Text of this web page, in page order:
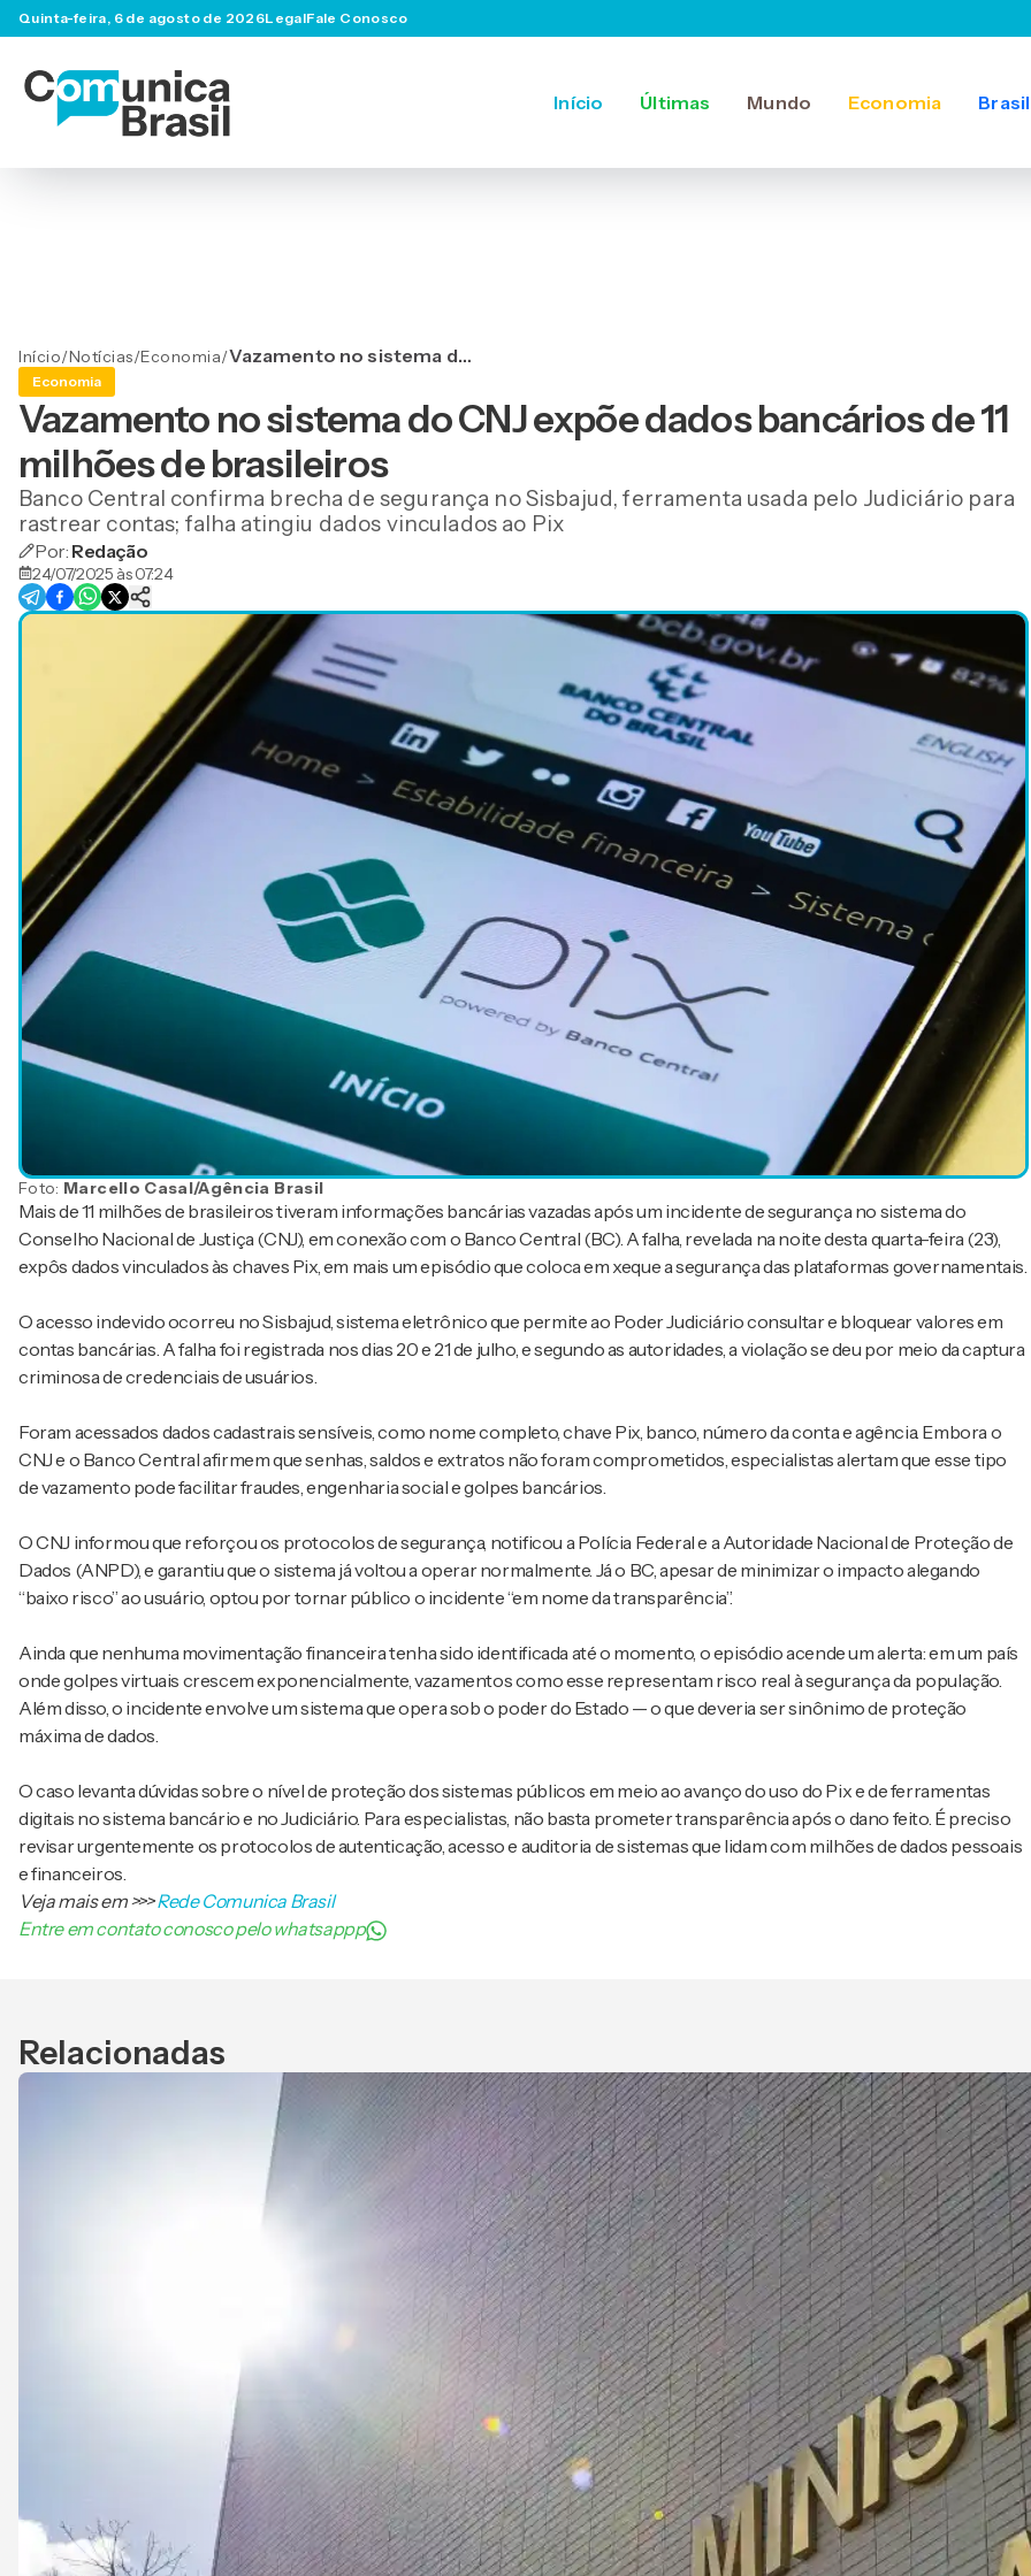
Quinta-feira, 6 de agosto de 2026LegalFale Conosco
Início Últimas Mundo Economia Brasil
Início/Notícias/Economia/Vazamento no sistema do
de 11 milhões de brasileiros
Economia
Vazamento no sistema do CNJ expõe dados bancários de 11
milhões de brasileiros
Banco Central confirma brecha de segurança no Sisbajud, ferramenta usada pelo Judiciário para
rastrear contas; falha atingiu dados vinculados ao Pix
Por: Redação
24/07/2025 às 07:24
Foto: Marcello Casal/Agência Brasil
Mais de 11 milhões de brasileiros tiveram informações bancárias vazadas após um incidente de segurança no sistema do
Conselho Nacional de Justiça (CNJ), em conexão com o Banco Central (BC). A falha, revelada na noite desta quarta-feira (23),
expôs dados vinculados às chaves Pix, em mais um episódio que coloca em xeque a segurança das plataformas governamentais.
O acesso indevido ocorreu no Sisbajud, sistema eletrônico que permite ao Poder Judiciário consultar e bloquear valores em
contas bancárias. A falha foi registrada nos dias 20 e 21 de julho, e segundo as autoridades, a violação se deu por meio da captura
criminosa de credenciais de usuários.
Foram acessados dados cadastrais sensíveis, como nome completo, chave Pix, banco, número da conta e agência. Embora o
CNJ e o Banco Central afirmem que senhas, saldos e extratos não foram comprometidos, especialistas alertam que esse tipo
de vazamento pode facilitar fraudes, engenharia social e golpes bancários.
O CNJ informou que reforçou os protocolos de segurança, notificou a Polícia Federal e a Autoridade Nacional de Proteção de
Dados (ANPD), e garantiu que o sistema já voltou a operar normalmente. Já o BC, apesar de minimizar o impacto alegando
“baixo risco” ao usuário, optou por tornar público o incidente “em nome da transparência”.
Ainda que nenhuma movimentação financeira tenha sido identificada até o momento, o episódio acende um alerta: em um país
onde golpes virtuais crescem exponencialmente, vazamentos como esse representam risco real à segurança da população.
Além disso, o incidente envolve um sistema que opera sob o poder do Estado — o que deveria ser sinônimo de proteção
máxima de dados.
O caso levanta dúvidas sobre o nível de proteção dos sistemas públicos em meio ao avanço do uso do Pix e de ferramentas
digitais no sistema bancário e no Judiciário. Para especialistas, não basta prometer transparência após o dano feito. É preciso
revisar urgentemente os protocolos de autenticação, acesso e auditoria de sistemas que lidam com milhões de dados pessoais
e financeiros.
Veja mais em>>>Rede Comunica Brasil
Entre em contato conosco pelo whatsappp
Relacionadas